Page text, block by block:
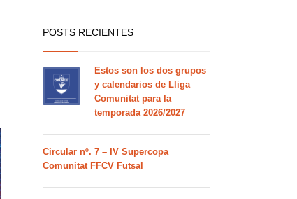
POSTS RECIENTES
Estos son los dos grupos
y calendarios de Lliga
Comunitat para la
temporada 2026/2027
Circular nº. 7 – IV Supercopa
Comunitat FFCV Futsal